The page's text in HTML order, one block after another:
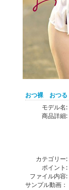
おつ裸 おつる
モデル名:
商品詳細:
カテゴリー:
ポイント:
ファイル内容:
サンプル動画：